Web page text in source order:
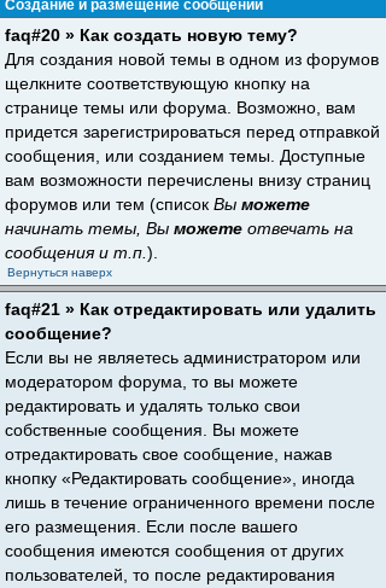
Создание и размещение сообщений
faq#20 » Как создать новую тему?
Для создания новой темы в одном из форумов
щелкните соответствующую кнопку на
странице темы или форума. Возможно, вам
придется зарегистрироваться перед отправкой
сообщения, или созданием темы. Доступные
вам возможности перечислены внизу страниц
форумов или тем (список Вы можете
начинать темы, Вы можете отвечать на
сообщения и т.п. ).
Вернуться наверх
faq#21 » Как отредактировать или удалить
сообщение?
Если вы не являетесь администратором или
модератором форума, то вы можете
редактировать и удалять только свои
собственные сообщения. Вы можете
отредактировать свое сообщение, нажав
кнопку «Редактировать сообщение», иногда
лишь в течение ограниченного времени после
его размещения. Если после вашего
сообщения имеются сообщения от других
пользователей, то после редактирования